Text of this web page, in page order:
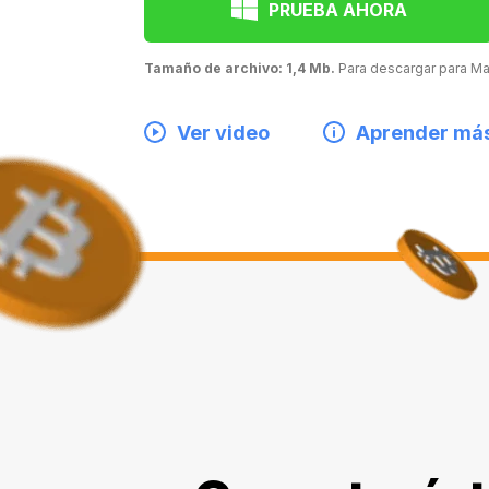
PRUEBA AHORA
Tamaño de archivo: 1,4 Mb. Para descargar para
Ver video Aprender